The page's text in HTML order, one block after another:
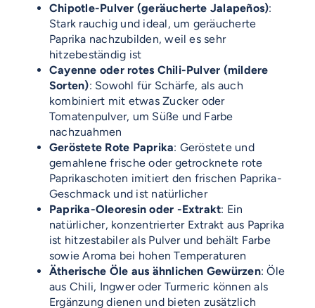
Chipotle-Pulver (geräucherte Jalapeños):
Stark rauchig und ideal, um geräucherte
Paprika nachzubilden, weil es sehr
hitzebeständig ist
Cayenne oder rotes Chili-Pulver (mildere
Sorten): Sowohl für Schärfe, als auch
kombiniert mit etwas Zucker oder
Tomatenpulver, um Süße und Farbe
nachzuahmen
Geröstete Rote Paprika: Geröstete und
gemahlene frische oder getrocknete rote
Paprikaschoten imitiert den frischen Paprika-
Geschmack und ist natürlicher
Paprika-Oleoresin oder -Extrakt: Ein
natürlicher, konzentrierter Extrakt aus Paprika
ist hitzestabiler als Pulver und behält Farbe
sowie Aroma bei hohen Temperaturen
Ätherische Öle aus ähnlichen Gewürzen: Öle
aus Chili, Ingwer oder Turmeric können als
Ergänzung dienen und bieten zusätzlich